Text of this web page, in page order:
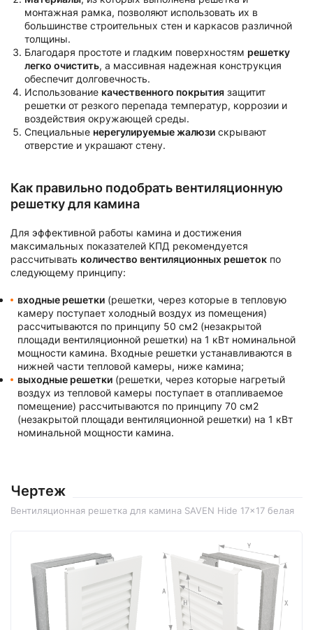
монтажная рамка, позволяют использовать их в
большинстве строительных стен и каркасов различной
толщины.
Благодаря простоте и гладким поверхностям решетку
легко очистить, а массивная надежная конструкция
обеспечит долговечность.
Использование качественного покрытия защитит
решетки от резкого перепада температур, коррозии и
воздействия окружающей среды.
Специальные нерегулируемые жалюзи скрывают
отверстие и украшают стену.
Как правильно подобрать вентиляционную
решетку для камина
Для эффективной работы камина и достижения
максимальных показателей КПД рекомендуется
рассчитывать количество вентиляционных решеток по
следующему принципу:
входные решетки (решетки, через которые в тепловую
камеру поступает холодный воздух из помещения)
рассчитываются по принципу 50 см2 (незакрытой
площади вентиляционной решетки) на 1 кВт номинальной
мощности камина. Входные решетки устанавливаются в
нижней части тепловой камеры, ниже камина;
выходные решетки (решетки, через которые нагретый
воздух из тепловой камеры поступает в отапливаемое
помещение) рассчитываются по принципу 70 см2
(незакрытой площади вентиляционной решетки) на 1 кВт
номинальной мощности камина.
Чертеж
Вентиляционная решетка для камина SAVEN Hide 17x17 белая